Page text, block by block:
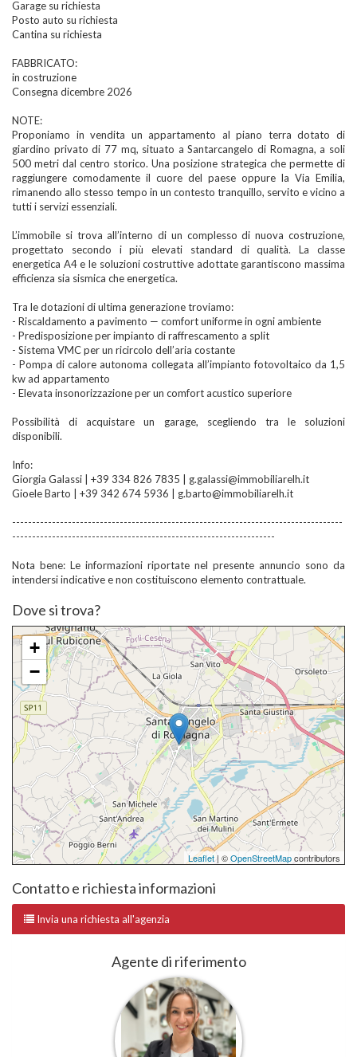
Garage su richiesta
Posto auto su richiesta
Cantina su richiesta
FABBRICATO:
in costruzione
Consegna dicembre 2026
NOTE:
Proponiamo in vendita un appartamento al piano terra dotato di
giardino privato di 77 mq, situato a Santarcangelo di Romagna, a soli
500 metri dal centro storico. Una posizione strategica che permette di
raggiungere comodamente il cuore del paese oppure la Via Emilia,
rimanendo allo stesso tempo in un contesto tranquillo, servito e vicino a
tutti i servizi essenziali.
L’immobile si trova all’interno di un complesso di nuova costruzione,
progettato secondo i più elevati standard di qualità. La classe
energetica A4 e le soluzioni costruttive adottate garantiscono massima
efficienza sia sismica che energetica.
Tra le dotazioni di ultima generazione troviamo:
- Riscaldamento a pavimento — comfort uniforme in ogni ambiente
- Predisposizione per impianto di raffrescamento a split
- Sistema VMC per un ricircolo dell’aria costante
- Pompa di calore autonoma collegata all’impianto fotovoltaico da 1,5
kw ad appartamento
- Elevata insonorizzazione per un comfort acustico superiore
Possibilità di acquistare un garage, scegliendo tra le soluzioni
disponibili.
Info:
Giorgia Galassi | +39 334 826 7835 | g.galassi@immobiliarelh.it
Gioele Barto | +39 342 674 5936 | g.barto@immobiliarelh.it
-----------------------------------------------------------------------------------
------------------------------------------------------------------
Nota bene: Le informazioni riportate nel presente annuncio sono da
intendersi indicative e non costituiscono elemento contrattuale.
Dove si trova?
+
−
Leaflet| ©OpenStreetMapcontributors
Contatto e richiesta informazioni
Invia una richiesta all'agenzia
Agente di riferimento